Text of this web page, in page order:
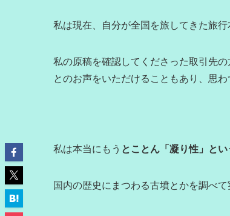
私は現在、自分が全国を旅してきた旅
私の原稿を確認してくださった取引先の
とのお声をいただけることもあり、思
私は本当にもう とことん「凝り性」と
国内の歴史にまつわる古墳とかを調べ